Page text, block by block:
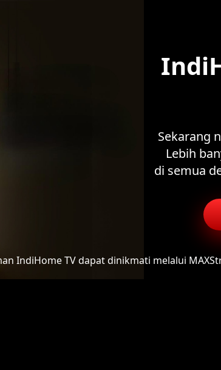
Sekarang
Lebih
di semua
IndiHome TVdapat dinikmati melalui